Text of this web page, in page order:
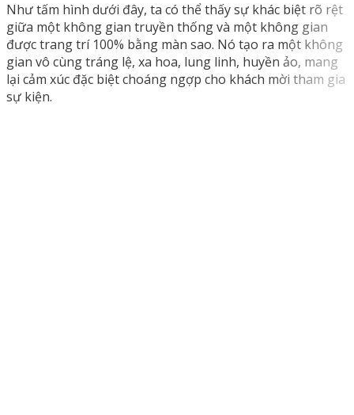
Như tấm hình dưới đây, ta có thể thấy sự khác biệt rõ rệt
giữa một không gian truyền thống và một không gian
được trang trí 100% bằng màn sao. Nó tạo ra một không
gian vô cùng tráng lệ, xa hoa, lung linh, huyền ảo, mang
lại cảm xúc đặc biệt choáng ngợp cho khách mời tham gia
sự kiện.